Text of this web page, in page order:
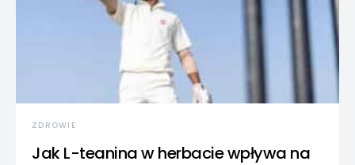
ZDROWIE
Jak L-teanina w herbacie wpływa na